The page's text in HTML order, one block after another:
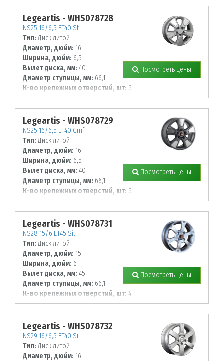
114,3
Legeartis - WHS078728
NS25 16/6,5 ET40 Sf
Тип: Диск литой
Диаметр, дюйм: 16
Ширина, дюйм: 6,5
Вылет диска, мм: 40
Диаметр ступицы, мм: 66,1
К-во крепежных отверстий, шт: 5
Диаметр располож. отверстий, мм:
114,3
Посмотреть цены
Legeartis - WHS078729
NS25 16/6,5 ET40 Gmf
Тип: Диск литой
Диаметр, дюйм: 16
Ширина, дюйм: 6,5
Вылет диска, мм: 40
Диаметр ступицы, мм: 66,1
К-во крепежных отверстий, шт: 5
Диаметр располож. отверстий, мм:
114,3
Посмотреть цены
Legeartis - WHS078731
NS28 15/6 ET45 Sil
Тип: Диск литой
Диаметр, дюйм: 15
Ширина, дюйм: 6
Вылет диска, мм: 45
Диаметр ступицы, мм: 66,1
К-во крепежных отверстий, шт: 4
Диаметр располож. отверстий, мм:
114,3
Посмотреть цены
Legeartis - WHS078732
NS29 16/6,5 ET40 Sil
Тип: Диск литой
Диаметр, дюйм: 16